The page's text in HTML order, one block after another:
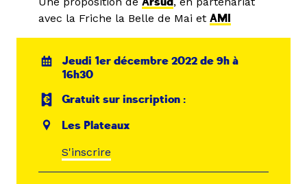
avec la Friche la Belle de Mai et AMI
Jeudi 1er décembre 2022 de 9h à
16h30
Gratuit sur inscription :
Les Plateaux
S'inscrire